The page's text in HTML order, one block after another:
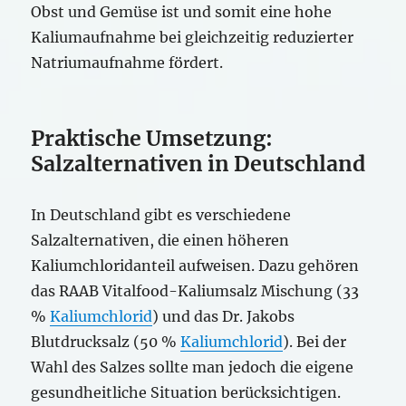
Obst und Gemüse ist und somit eine hohe
Kaliumaufnahme bei gleichzeitig reduzierter
Natriumaufnahme fördert.
Praktische Umsetzung:
Salzalternativen in Deutschland
In Deutschland gibt es verschiedene
Salzalternativen, die einen höheren
Kaliumchloridanteil aufweisen. Dazu gehören
das RAAB Vitalfood-Kaliumsalz Mischung (33
%Kaliumchlorid) und das Dr. Jakobs
Blutdrucksalz (50 %Kaliumchlorid). Bei der
Wahl des Salzes sollte man jedoch die eigene
gesundheitliche Situation berücksichtigen.